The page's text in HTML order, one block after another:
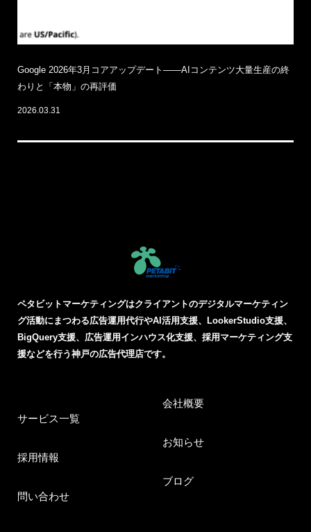
Google 2026年3月コアアップデート——AIコンテンツ大量生産の終
わりと「本物」の再評価
2026.03.31
サービス一覧
採用情報
問い合わせ
会社概要
お知らせ
ブログ
ペタビットマーケティングはクライアントのデジタルマーケティン
グ活動にまつわる広告運用代行やAI活用支援、LookerStudio支援、
BigQuery支援、広告運用インハウス化支援、採用マーケティング支
援などを行う神戸の広告代理店です。